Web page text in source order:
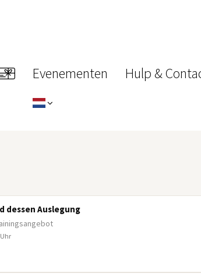
Evenementen Hulp &
dessen Auslegung
Uhr